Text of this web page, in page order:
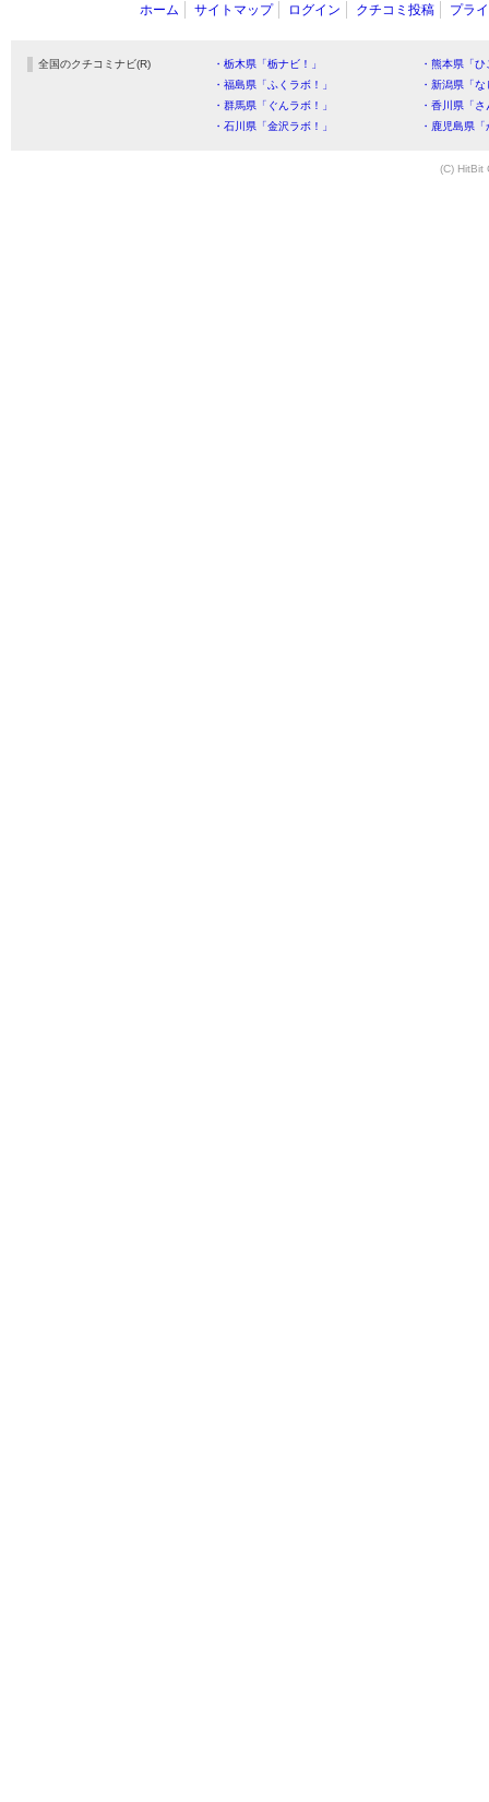
ホーム サイトマップ ログイン クチコミ投稿 プラ
全国のクチコミナビ(R) ・栃木県「栃ナビ！」
・熊本県「
・福島県「ふくラボ！」
・新潟県「
・群馬県「ぐんラボ！」
・香川県「
・石川県「金沢ラボ！」
・鹿児島県
(C) HitBit